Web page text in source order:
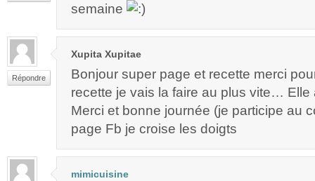
semaine
Répondre
Xupita Xupitae
Bonjour super page et recette merci
recette je vais la faire au plus vite… Elle
Merci et bonne journée (je participe au
page Fb je croise les doigts
mimicuisine